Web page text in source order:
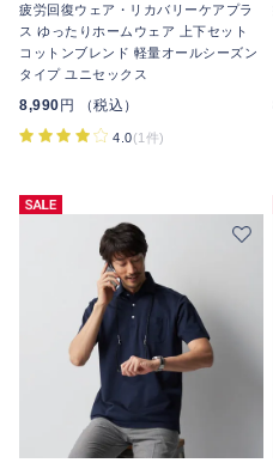
疲労回復ウェア・リカバリーケアプラ
ス ゆったりホームウェア 上下セット
コットンブレンド 軽量オールシーズン
タイプ ユニセックス
8,990円 （税込）
4.0(1件)